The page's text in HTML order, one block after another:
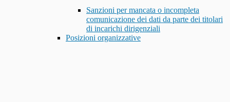
Sanzioni per mancata o incompleta
comunicazione dei dati da parte dei titolari
di incarichi dirigenziali
Posizioni organizzative